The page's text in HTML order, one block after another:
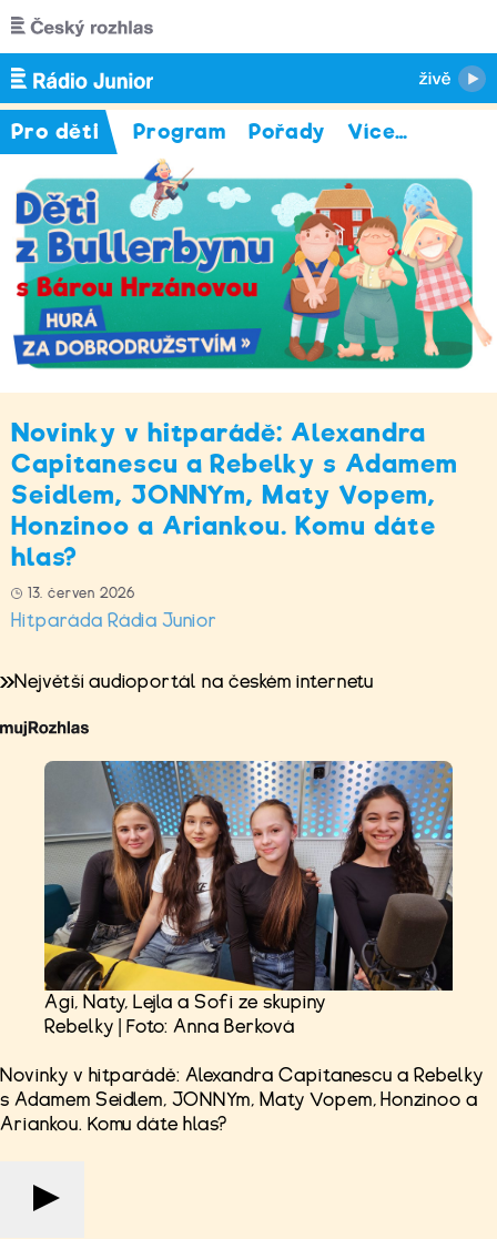
Přejít k hlavnímu obsahu
Pro děti Program Pořady Více…
Novinky v hitparádě: Alexandra
Capitanescu a Rebelky s Adamem
Seidlem, JONNYm, Maty Vopem,
Honzinoo a Ariankou. Komu dáte
hlas?
13. červen 2026
Hitparáda Rádia Junior
Největší audioportál na českém internetu
Agi, Naty, Lejla a Sofi ze skupiny
Rebelky | Foto: Anna Berková
Novinky v hitparádě: Alexandra Capitanescu a Rebelky
s Adamem Seidlem, JONNYm, Maty Vopem, Honzinoo a
Ariankou. Komu dáte hlas?